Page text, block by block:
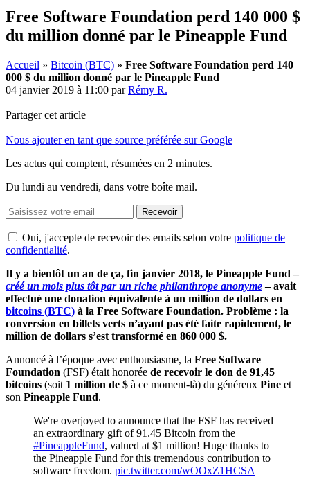
Free Software Foundation perd 140 000 $
du million donné par le Pineapple Fund
Accueil » Bitcoin (BTC) » Free Software Foundation perd 140
000 $ du million donné par le Pineapple Fund
04 janvier 2019 à 11:00 parRémy R.
Partager cet article
Nous ajouter en tant que source préférée sur Google
Les actus qui comptent, résumées en 2 minutes.
Du lundi au vendredi, dans votre boîte mail.
Recevoir
Oui, j'accepte de recevoir des emails selon votre politique de
confidentialité.
Il y a bientôt un an de ça, fin janvier 2018, le Pineapple Fund –
créé un mois plus tôt par un riche philanthrope anonyme– avait
effectué une donation équivalente à un million de dollars en
bitcoins (BTC) à la Free Software Foundation. Problème : la
conversion en billets verts n’ayant pas été faite rapidement, le
million de dollars s’est transformé en 860 000 $.
Annoncé à l’époque avec enthousiasme, la Free Software
Foundation (FSF) était honorée de recevoir le don de 91,45
bitcoins (soit 1 million de $ à ce moment-là) du généreux Pine et
son Pineapple Fund.
We're overjoyed to announce that the FSF has received
an extraordinary gift of 91.45 Bitcoin from the
#PineappleFund, valued at $1 million! Huge thanks to
the Pineapple Fund for this tremendous contribution to
software freedom. pic.twitter.com/wOOxZ1HCSA